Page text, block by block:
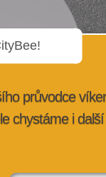
průvodce
chystáme i